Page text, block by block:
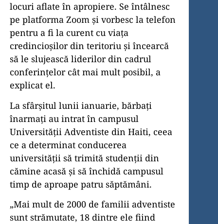
locuri aflate în apropiere. Se întâlnesc
pe platforma Zoom și vorbesc la telefon
pentru a fi la curent cu viața
credincioșilor din teritoriu și încearcă
să le slujească liderilor din cadrul
conferințelor cât mai mult posibil, a
explicat el.
La sfârșitul lunii ianuarie, bărbați
înarmați au intrat în campusul
Universității Adventiste din Haiti, ceea
ce a determinat conducerea
universității să trimită studenții din
cămine acasă și să închidă campusul
timp de aproape patru săptămâni.
„Mai mult de 2000 de familii adventiste
sunt strămutate, 18 dintre ele fiind